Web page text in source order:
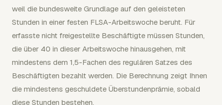
weil die bundesweite Grundlage auf den geleisteten
Stunden in einer festen FLSA-Arbeitswoche beruht. Für
erfasste nicht freigestellte Beschäftigte müssen Stunden,
die über 40 in dieser Arbeitswoche hinausgehen, mit
mindestens dem 1,5-Fachen des regulären Satzes des
Beschäftigten bezahlt werden. Die Berechnung zeigt Ihnen
die mindestens geschuldete Überstundenprämie, sobald
diese Stunden bestehen.